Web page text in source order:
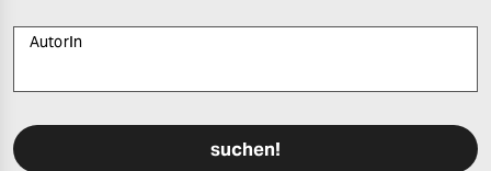
gesellschaft
sport
AutorIn